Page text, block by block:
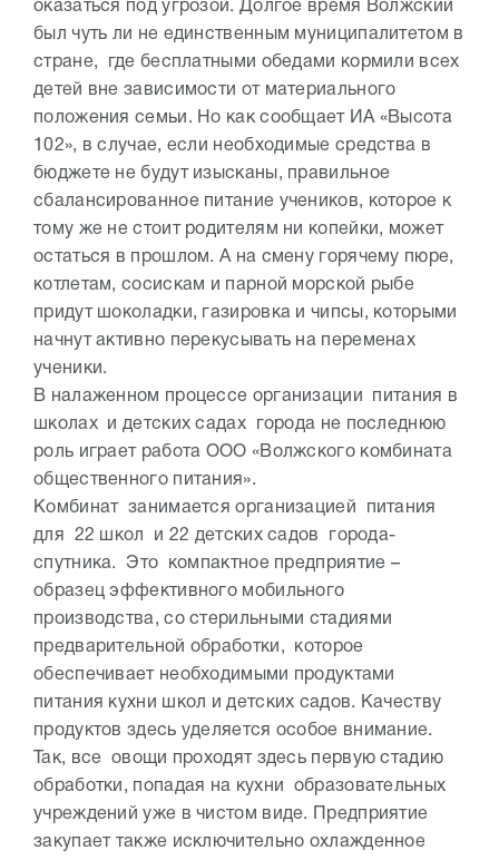
оказаться под угрозой. Долгое время Волжский
был чуть ли не единственным муниципалитетом в
стране, где бесплатными обедами кормили всех
детей вне зависимости от материального
положения семьи. Но как сообщает ИА «Высота
102», в случае, если необходимые средства в
бюджете не будут изысканы, правильное
сбалансированное питание учеников, которое к
тому же не стоит родителям ни копейки, может
остаться в прошлом. А на смену горячему пюре,
котлетам, сосискам и парной морской рыбе
придут шоколадки, газировка и чипсы, которыми
начнут активно перекусывать на переменах
ученики.
В налаженном процессе организации питания в
школах и детских садах города не последнюю
роль играет работа ООО «Волжского комбината
общественного питания».
Комбинат занимается организацией питания
для 22 школ и 22 детских садов города-
спутника. Это компактное предприятие –
образец эффективного мобильного
производства, со стерильными стадиями
предварительной обработки, которое
обеспечивает необходимыми продуктами
питания кухни школ и детских садов. Качеству
продуктов здесь уделяется особое внимание.
Так, все овощи проходят здесь первую стадию
обработки, попадая на кухни образовательных
учреждений уже в чистом виде. Предприятие
закупает также исключительно охлажденное